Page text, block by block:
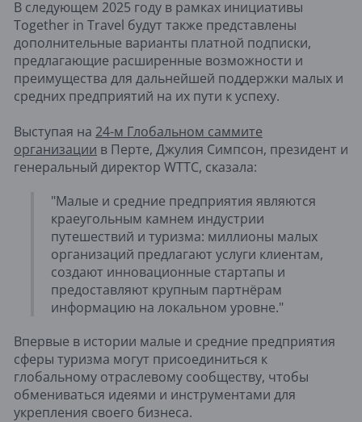
В следующем 2025 году в рамках инициативы
Together in Travel будут также представлены
дополнительные варианты платной подписки,
предлагающие расширенные возможности и
преимущества для дальнейшей поддержки малых и
средних предприятий на их пути к успеху.
Выступая на 24-м Глобальном саммите
организации в Перте, Джулия Симпсон, президент и
генеральный директор WTTC, сказала:
"Малые и средние предприятия являются
краеугольным камнем индустрии
путешествий и туризма: миллионы малых
организаций предлагают услуги клиентам,
создают инновационные стартапы и
предоставляют крупным партнёрам
информацию на локальном уровне."
Впервые в истории малые и средние предприятия
сферы туризма могут присоединиться к
глобальному отраслевому сообществу, чтобы
обмениваться идеями и инструментами для
укрепления своего бизнеса.